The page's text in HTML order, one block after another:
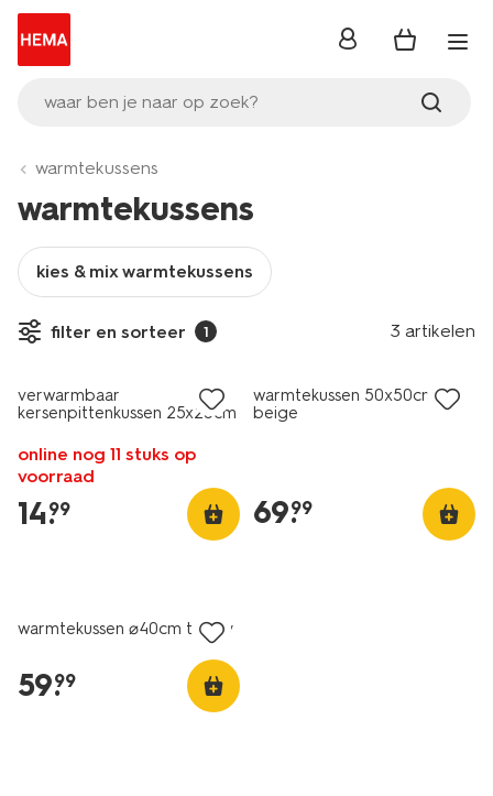
waar ben je naar op zoek?
inloggen
warmtekussens
warmtekussens
kies & mix warmtekussens
filter en sorteer 1 3 artikelen
verwarmbaar
kersenpittenkussen 25x25cm
online nog 11 stuks op
voorraad
14.
99
warmtekussen 50x50cm
beige
69.
99
warmtekussen ⌀40cm teddy
59.
99